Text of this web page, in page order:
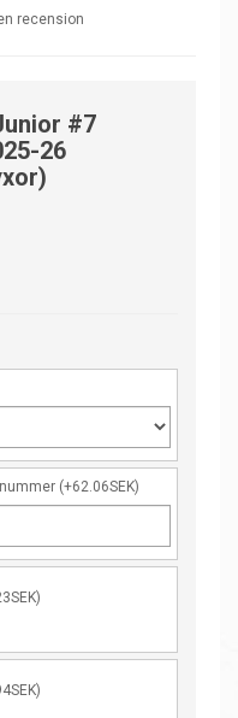
recension
#7
26
(+62.06SEK)